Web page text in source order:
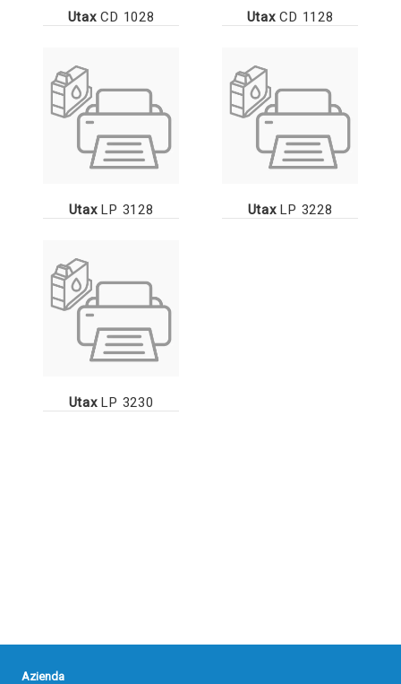
UtaxCD 1028 UtaxCD 1128
UtaxLP 3128 UtaxLP 3228
UtaxLP 3230
Azienda